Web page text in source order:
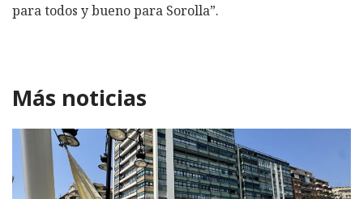
para todos y bueno para Sorolla”.
Más noticias